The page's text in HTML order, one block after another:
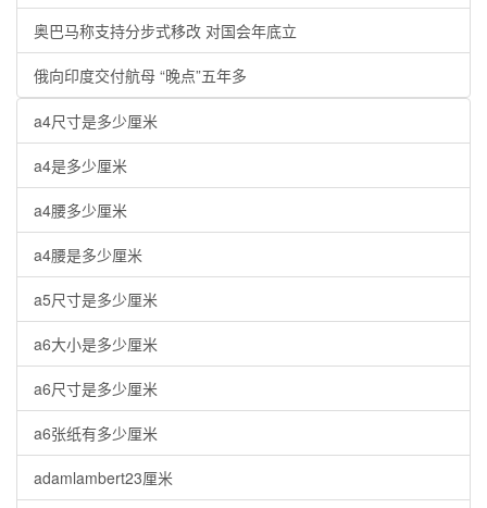
奥巴马称支持分步式移改 对国会年底立
俄向印度交付航母 “晚点”五年多
a4尺寸是多少厘米
a4是多少厘米
a4腰多少厘米
a4腰是多少厘米
a5尺寸是多少厘米
a6大小是多少厘米
a6尺寸是多少厘米
a6张纸有多少厘米
adamlambert23厘米